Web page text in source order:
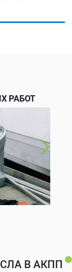
РАБОТ
В АКПП